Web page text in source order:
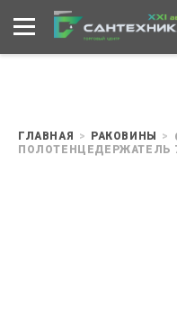
ГЛАВНАЯ РАКОВИНЫ
ПОЛОТЕНЦЕДЕРЖАТЕЛЬ